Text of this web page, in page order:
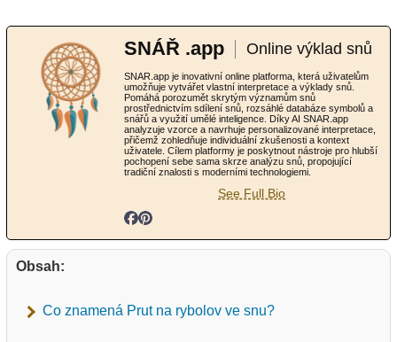
SNÁŘ .app Online výklad snů
SNAR.app je inovativní online platforma, která uživatelům
umožňuje vytvářet vlastní interpretace a výklady snů.
Pomáhá porozumět skrytým významům snů
prostřednictvím sdílení snů, rozsáhlé databáze symbolů a
snářů a využití umělé inteligence. Díky AI SNAR.app
analyzuje vzorce a navrhuje personalizované interpretace,
přičemž zohledňuje individuální zkušenosti a kontext
uživatele. Cílem platformy je poskytnout nástroje pro hlubší
pochopení sebe sama skrze analýzu snů, propojující
tradiční znalosti s moderními technologiemi.
See Full Bio
Obsah:
Co znamená Prut na rybolov ve snu?